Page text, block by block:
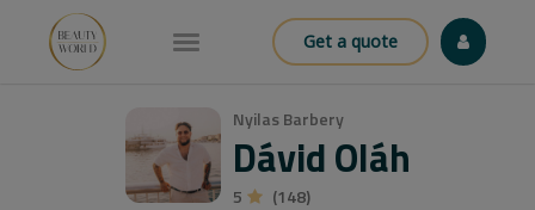
Get a quote
Nyilas Barbery
Dávid Oláh
5 (148)